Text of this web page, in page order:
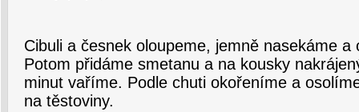
Cibuli a česnek oloupeme, jemně nasekáme
Potom přidáme smetanu a na kousky
minut vaříme. Podle chuti okořeníme a
na těstoviny.